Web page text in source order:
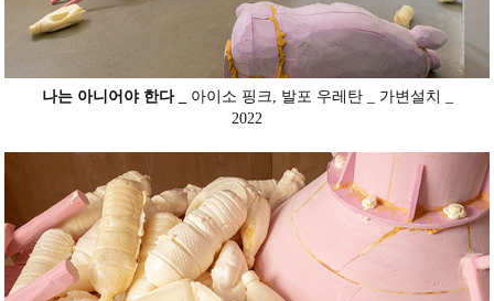
나는 아니어야 한다 _ 아이소 핑크, 발포 우레탄 _ 가변설치 _
2022